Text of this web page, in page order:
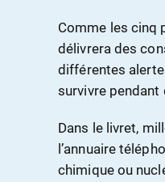
Comme les cinq
délivrera des
différentes
survivre pendant
Dans le livret,
l’annuaire
chimique ou